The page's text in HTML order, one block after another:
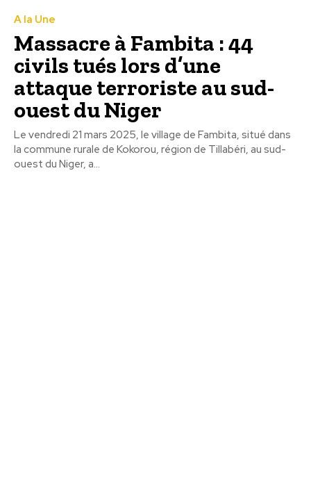
A la Une
Massacre à Fambita : 44
civils tués lors d’une
attaque terroriste au sud-
ouest du Niger
Le vendredi 21 mars 2025, le village de Fambita, situé dans
la commune rurale de Kokorou, région de Tillabéri, au sud-
ouest du Niger, a...